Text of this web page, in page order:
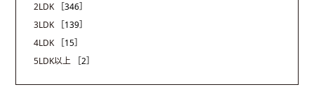
2LDK
［346］
3LDK
［139］
4LDK
［15］
5LDK以上
［2］